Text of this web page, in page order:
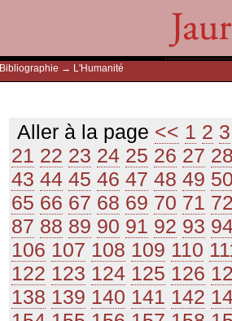
Bibliographie → L'Humanité
Aller à la page << 1 2 3
21 22 23 24 25 26 27
43 44 45 46 47 48 49
65 66 67 68 69 70 71
87 88 89 90 91 92 93
106 107 108 109 110
122 123 124 125 126
138 139 140 141 142